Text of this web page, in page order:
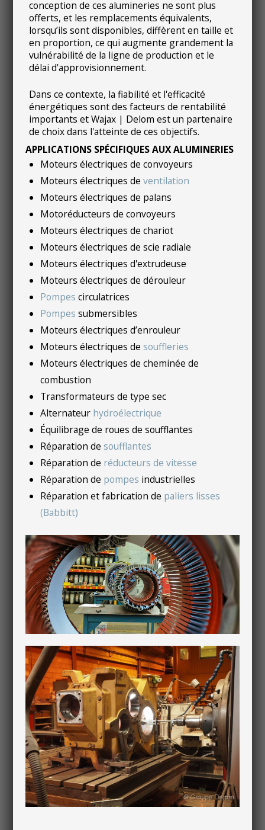
conception de ces alumineries ne sont plus
offerts, et les remplacements équivalents,
lorsqu’ils sont disponibles, diffèrent en taille et
en proportion, ce qui augmente grandement la
vulnérabilité de la ligne de production et le
délai d'approvisionnement.
Dans ce contexte, la fiabilité et l'efficacité
énergétiques sont des facteurs de rentabilité
importants et Wajax | Delom est un partenaire
de choix dans l'atteinte de ces objectifs.
APPLICATIONS SPÉCIFIQUES AUX ALUMINERIES
Moteurs électriques de convoyeurs
Moteurs électriques deventilation
Moteurs électriques de palans
Motoréducteurs de convoyeurs
Moteurs électriques de chariot
Moteurs électriques de scie radiale
Moteurs électriques d'extrudeuse
Moteurs électriques de dérouleur
Pompes circulatrices
Pompes submersibles
Moteurs électriques d’enrouleur
Moteurs électriques desouffleries
Moteurs électriques de cheminée de
combustion
Transformateurs de type sec
Alternateur hydroélectrique
Équilibrage de roues de soufflantes
Réparation desoufflantes
Réparation de réducteurs de vitesse
Réparation de pompes industrielles
Réparation et fabrication de paliers lisses
(Babbitt)